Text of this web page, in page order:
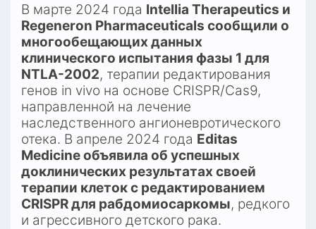
В марте 2024 года Intellia Therapeutics и
Regeneron Pharmaceuticals сообщили о
многообещающих данных
клинического испытания фазы 1 для
NTLA-2002, терапии редактирования
генов in vivo на основе CRISPR/Cas9,
направленной на лечение
наследственного ангионевротического
отека. В апреле 2024 года Editas
Medicine объявила об успешных
доклинических результатах своей
терапии клеток с редактированием
CRISPR для рабдомиосаркомы, редкого
и агрессивного детского рака.​